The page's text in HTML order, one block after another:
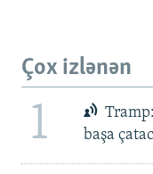
Çox izlənən
1
başa